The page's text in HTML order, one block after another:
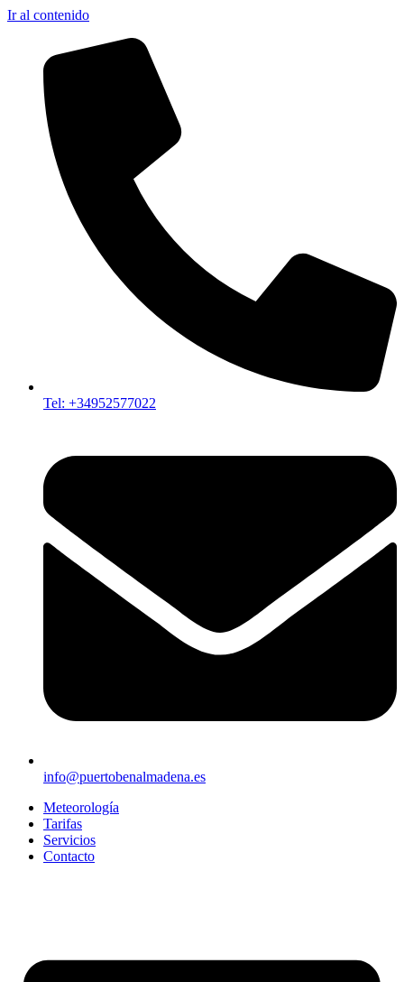
Ir al contenido
Tel: +34952577022
info@puertobenalmadena.es
Meteorología
Tarifas
Servicios
Contacto